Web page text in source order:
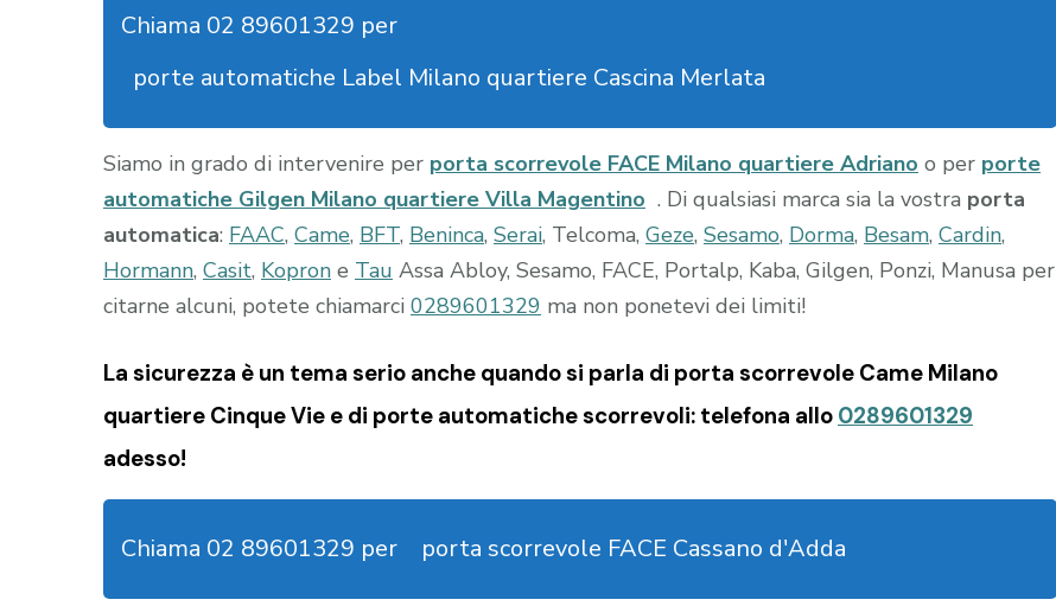
Chiama 02 89601329 per
porte automatiche Label Milano quartiere Cascina Merlata
Siamo in grado di intervenire per porta scorrevole FACE Milano quartiere Adriano o per porte
automatiche Gilgen Milano quartiere Villa Magentino . Di qualsiasi marca sia la vostra porta
automatica: FAAC, Came, BFT, Beninca, Serai, Telcoma, Geze, Sesamo, Dorma, Besam, Cardin,
Hormann, Casit, Kopron e Tau Assa Abloy, Sesamo, FACE, Portalp, Kaba, Gilgen, Ponzi, Manusa per
citarne alcuni, potete chiamarci 0289601329 ma non ponetevi dei limiti!
La sicurezza è un tema serio anche quando si parla di porta scorrevole Came Milano
quartiere Cinque Vie e di porte automatiche scorrevoli: telefona allo 0289601329
adesso!
Chiama 02 89601329 per porta scorrevole FACE Cassano d'Adda